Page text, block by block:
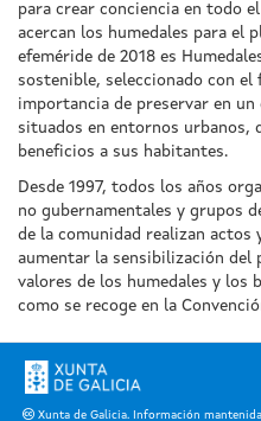
para crear conciencia en todo
acercan los humedales para el
efeméride de 2018 es
sostenible, seleccionado con el
importancia de preservar en un
situados en entornos urbanos,
beneficios a sus habitantes.
Desde 1997, todos los años
no gubernamentales y grupos
de la comunidad realizan actos
aumentar la sensibilización del
valores de los humedales y los
como se recoge en la
Xunta de Galicia. Información